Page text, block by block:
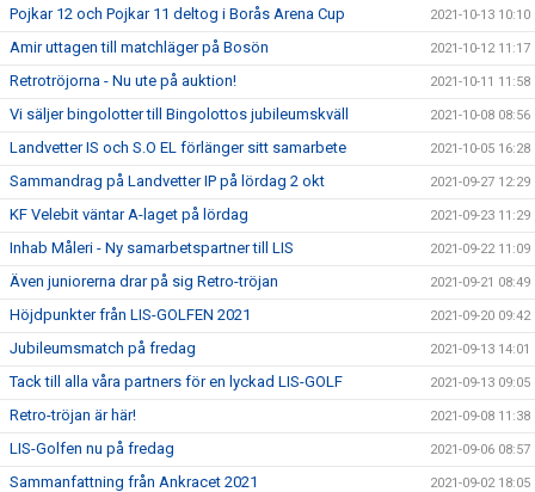
Pojkar 12 och Pojkar 11 deltog i Borås Arena Cup 2021-10-13 10:10
Amir uttagen till matchläger på Bosön 2021-10-12 11:17
Retrotröjorna - Nu ute på auktion! 2021-10-11 11:58
Vi säljer bingolotter till Bingolottos jubileumskväll 2021-10-08 08:56
Landvetter IS och S.O EL förlänger sitt samarbete 2021-10-05 16:28
Sammandrag på Landvetter IP på lördag 2 okt 2021-09-27 12:29
KF Velebit väntar A-laget på lördag 2021-09-23 11:29
Inhab Måleri - Ny samarbetspartner till LIS 2021-09-22 11:09
Även juniorerna drar på sig Retro-tröjan 2021-09-21 08:49
Höjdpunkter från LIS-GOLFEN 2021 2021-09-20 09:42
Jubileumsmatch på fredag 2021-09-13 14:01
Tack till alla våra partners för en lyckad LIS-GOLF 2021-09-13 09:05
Retro-tröjan är här! 2021-09-08 11:38
LIS-Golfen nu på fredag 2021-09-06 08:57
Sammanfattning från Ankracet 2021 2021-09-02 18:05